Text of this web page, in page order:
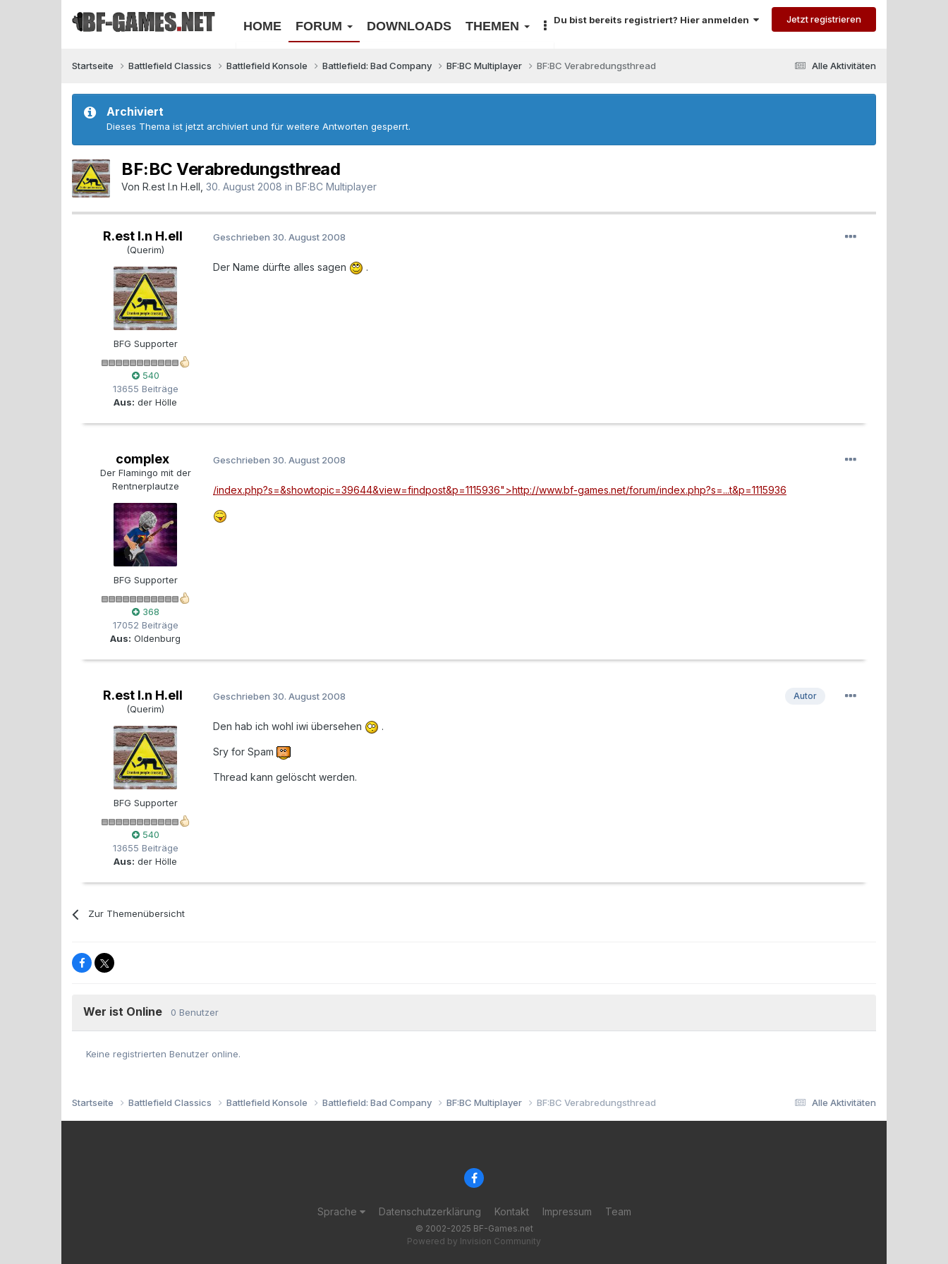
HOME FORUM DOWNLOADS THEMEN Du bist bereits registriert? Hier anmelden Jetzt registrieren
Alle Aktivitäten
Startseite Battlefield Classics Battlefield Konsole Battlefield: Bad Company BF:BC Multiplayer BF:BC Verabredungsthread
Archiviert
Dieses Thema ist jetzt archiviert und für weitere Antworten gesperrt.
BF:BC Verabredungsthread
Von R.est I.n H.ell 30. August 2008 in BF:BC Multiplayer
R.est I.n H.ell
(Querim)
BFG Supporter
540
13655 Beiträge
Aus: der Hölle
Geschrieben 30. August 2008
Der Name dürfte alles sagen .
complex
Der Flamingo mit der
Rentnerplautze
BFG Supporter
368
17052 Beiträge
Aus: Oldenburg
Geschrieben 30. August 2008
/index.php?s=&showtopic=39644&view=findpost&p=1115936">http://www.bf-games.net/forum/index.php?s=...t&p=1115936
R.est I.n H.ell
(Querim)
BFG Supporter
540
13655 Beiträge
Aus: der Hölle
Autor
Geschrieben 30. August 2008
Den hab ich wohl iwi übersehen .
Sry for Spam
Thread kann gelöscht werden.
Zur Themenübersicht
Wer ist Online 0 Benutzer
Keine registrierten Benutzer online.
Alle Aktivitäten
Startseite Battlefield Classics Battlefield Konsole Battlefield: Bad Company BF:BC Multiplayer BF:BC Verabredungsthread
Sprache Datenschutzerklärung Kontakt Impressum Team
© 2002-2025 BF-Games.net
Powered by Invision Community